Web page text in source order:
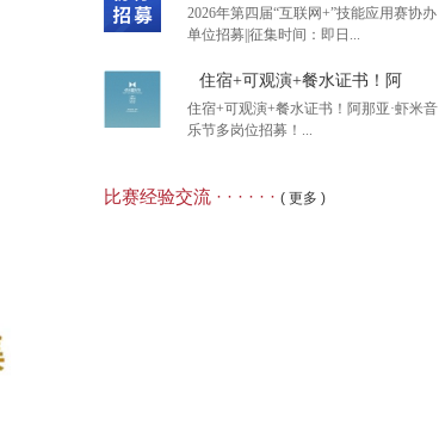
【“互联网+”】2026年第
2026年第四届“互联网+”技能应用赛协办
单位招募||征集时间：即日...
【协办单位招募】2026年第
住宿+可观演+餐水证书！阿
住宿+可观演+餐水证书！阿那亚·虾米音
乐节多岗位招募！...
比赛经验交流 · · · · · · ( 更多 )